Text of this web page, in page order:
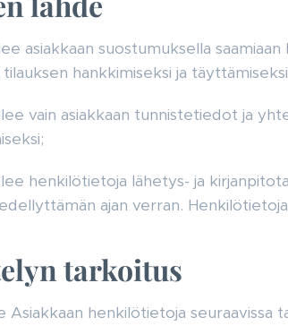
asiakkaan suostumuksella
hankkimiseksi ja
vain asiakkaan tunnistetiedot ja
henkilötietoja lähetys- ja
ajan verran.
tarkoitus
henkilötietoja seuraavissa